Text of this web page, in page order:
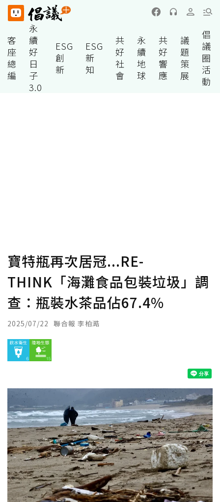
客
座
總
編
永
續
好
日
子
3.0
ESG
創
新
ESG
新
知
共
好
社
會
永
續
地
球
共
好
響
應
議
題
策
展
倡
議
圈
活
動
寶特瓶再次居冠...RE-
THINK「海灘食品包裝垃圾」調
查：瓶裝水茶品佔67.4%
2025/07/22 聯合報 李柏澔